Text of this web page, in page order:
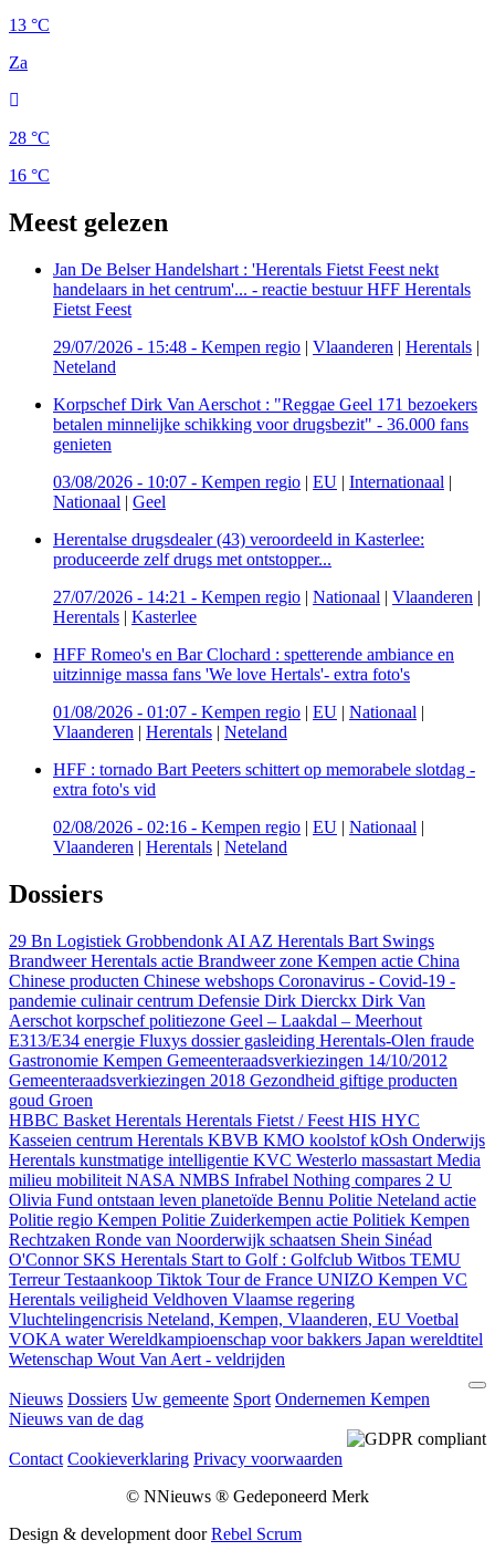
13 °C
Za
28 °C
16 °C
Meest gelezen
Jan De Belser Handelshart : 'Herentals Fietst Feest nekt
handelaars in het centrum'... - reactie bestuur HFF Herentals
Fietst Feest
29/07/2026 - 15:48 - Kempen regio | Vlaanderen | Herentals |
Neteland
Korpschef Dirk Van Aerschot : "Reggae Geel 171 bezoekers
betalen minnelijke schikking voor drugsbezit" - 36.000 fans
genieten
03/08/2026 - 10:07 - Kempen regio | EU | Internationaal |
Nationaal | Geel
Herentalse drugsdealer (43) veroordeeld in Kasterlee:
produceerde zelf drugs met ontstopper...
27/07/2026 - 14:21 - Kempen regio | Nationaal | Vlaanderen |
Herentals | Kasterlee
HFF Romeo's en Bar Clochard : spetterende ambiance en
uitzinnige massa fans 'We love Hertals'- extra foto's
01/08/2026 - 01:07 - Kempen regio | EU | Nationaal |
Vlaanderen | Herentals | Neteland
HFF : tornado Bart Peeters schittert op memorabele slotdag -
extra foto's vid
02/08/2026 - 02:16 - Kempen regio | EU | Nationaal |
Vlaanderen | Herentals | Neteland
Dossiers
29 Bn Logistiek Grobbendonk AI AZ Herentals Bart Swings
Brandweer Herentals actie Brandweer zone Kempen actie China
Chinese producten Chinese webshops Coronavirus - Covid-19 -
pandemie culinair centrum Defensie Dirk Dierckx Dirk Van
Aerschot korpschef politiezone Geel – Laakdal – Meerhout
E313/E34 energie Fluxys dossier gasleiding Herentals-Olen fraude
Gastronomie Kempen Gemeenteraadsverkiezingen 14/10/2012
Gemeenteraadsverkiezingen 2018 Gezondheid giftige producten
goud Groen
HBBC Basket Herentals Herentals Fietst / Feest HIS HYC
Kasseien centrum Herentals KBVB KMO koolstofkOsh Onderwijs
Herentals kunstmatige intelligentie KVC Westerlo massastart Media
milieu mobiliteit NASA NMBS Infrabel Nothing compares 2 U
Olivia Fund ontstaan leven planetoïde Bennu Politie Neteland actie
Politie regio Kempen Politie Zuiderkempen actie Politiek Kempen
Rechtzaken Ronde van Noorderwijk schaatsen Shein Sinéad
O'Connor SKS Herentals Start to Golf : Golfclub Witbos TEMU
TerreurTestaankoop Tiktok Tour de France UNIZO Kempen VC
Herentals veiligheid Veldhoven Vlaamse regering
Vluchtelingencrisis Neteland, Kempen, Vlaanderen, EU Voetbal
VOKA waterWereldkampioenschap voor bakkers Japan wereldtitel
Wetenschap Wout Van Aert - veldrijden
Nieuws Dossiers Uw gemeente Sport Ondernemen Kempen
Nieuws van de dag
Contact Cookieverklaring Privacy voorwaarden
© NNieuws ® Gedeponeerd Merk
Design & development doorRebel Scrum